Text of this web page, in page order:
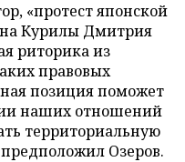
«протест японской
на Курилы Дмитрия
риторика из
правовых
позиция поможет
наших отношений
территориальную
Озеров.